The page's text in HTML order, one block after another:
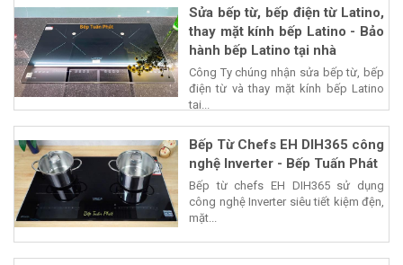
Sửa bếp từ, bếp điện từ Latino,
thay mặt kính bếp Latino - Bảo
hành bếp Latino tại nhà
Công Ty chúng nhận sửa bếp từ, bếp
điện từ và thay mặt kính bếp Latino
tại...
Bếp Từ Chefs EH DIH365 công
nghệ Inverter - Bếp Tuấn Phát
Bếp từ chefs EH DIH365 sử dụng
công nghệ Inverter siêu tiết kiệm đện,
mặt...